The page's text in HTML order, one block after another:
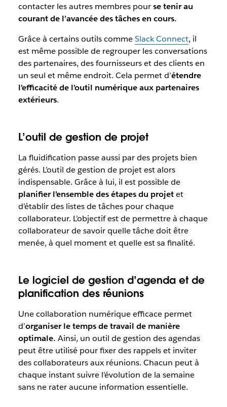
contacter les autres membres pourse tenir au
courant de l’avancée des tâches en cours.
Grâce à certains outils commeSlack Connect, il
est même possible de regrouper les conversations
des partenaires, des fournisseurs et des clients en
un seul et même endroit. Cela permet d’étendre
l’efficacité de l’outil numérique aux partenaires
extérieurs.
L’outil de gestion de projet
La fluidification passe aussi par des projets bien
gérés. L’outil de gestion de projet est alors
indispensable. Grâce à lui, il est possible de
planifier l’ensemble des étapes du projetet
d’établir des listes de tâches pour chaque
collaborateur. L’objectif est de permettre à chaque
collaborateur de savoir quelle tâche doit être
menée, à quel moment et quelle est sa finalité.
Le logiciel de gestion d’agenda et de
planification des réunions
Une collaboration numérique efficace permet
d’organiser le temps de travail de manière
optimale. Ainsi, un outil de gestion des agendas
peut être utilisé pour fixer des rappels et inviter
des collaborateurs aux réunions. Chacun peut à
chaque instant suivre l’évolution de la semaine
sans ne rater aucune information essentielle.